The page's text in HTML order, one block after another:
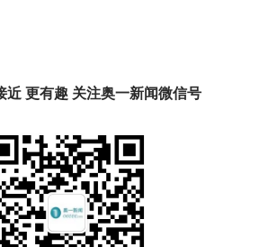
近 更有趣 关注奥一新闻微信号